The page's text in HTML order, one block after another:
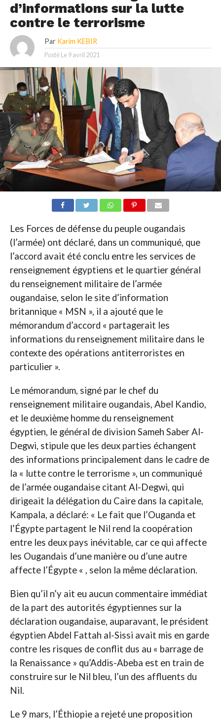
d’informations sur la lutte
contre le terrorisme
Par Karim KEBIR
Posté Le 9 avril 2021
Les Forces de défense du peuple ougandais
(l’armée) ont déclaré, dans un communiqué, que
l’accord avait été conclu entre les services de
renseignement égyptiens et le quartier général
du renseignement militaire de l’armée
ougandaise, selon le site d’information
britannique « MSN », il a ajouté que le
mémorandum d’accord « partagerait les
informations du renseignement militaire dans le
contexte des opérations antiterroristes en
particulier ».
Le mémorandum, signé par le chef du
renseignement militaire ougandais, Abel Kandio,
et le deuxième homme du renseignement
égyptien, le général de division Sameh Saber Al-
Degwi, stipule que les deux parties échangent
des informations principalement dans le cadre de
la « lutte contre le terrorisme », un communiqué
de l’armée ougandaise citant Al-Degwi, qui
dirigeait la délégation du Caire dans la capitale,
Kampala, a déclaré: « Le fait que l’Ouganda et
l’Égypte partagent le Nil rend la coopération
entre les deux pays inévitable, car ce qui affecte
les Ougandais d’une manière ou d’une autre
affecte l’Égypte « , selon la même déclaration.
Bien qu’il n’y ait eu aucun commentaire immédiat
de la part des autorités égyptiennes sur la
déclaration ougandaise, auparavant, le président
égyptien Abdel Fattah al-Sissi avait mis en garde
contre les risques de conflit dus au « barrage de
la Renaissance » qu’Addis-Abeba est en train de
construire sur le Nil bleu, l’un des affluents du
Nil.
Le 9 mars, l’Éthiopie a rejeté une proposition